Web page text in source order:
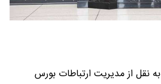
به نقل از مدیریت ارتباطات بورس